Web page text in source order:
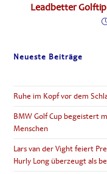
Leadbetter
Neueste Beiträge
Ruhe im Kopf vor dem
BMW Golf Cup begeistert
Menschen
Lars van der Vight feiert
Hurly Long überzeugt als